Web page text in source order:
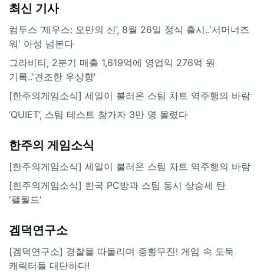
최신 기사
컴투스 ‘제우스: 오만의 신’, 8월 26일 정식 출시..'서머너즈
워' 아성 넘본다
그라비티, 2분기 매출 1,619억에 영업익 276억 원
기록..'견조한 우상향'
[한주의게임소식] 세일이 불러온 스팀 차트 역주행의 바람
‘QUIET’, 스팀 테스트 참가자 3만 명 몰렸다
한주의 게임소식
[한주의게임소식] 세일이 불러온 스팀 차트 역주행의 바람
[힌주의게임소식] 한국 PC방과 스팀 동시 상승세 탄
'팰월드'
겜덕연구소
[겜덕연구소] 경찰을 따돌리며 종횡무진! 게임 속 도둑
캐릭터들 대단하다!